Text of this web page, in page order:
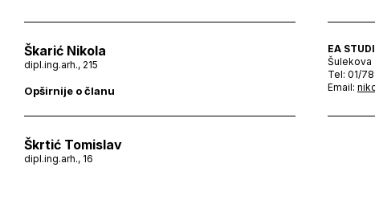
Škarić Nikola
dipl.ing.arh., 215
Opširnije o članu
EA
Šulekova
Tel: 01/
Email:
Škrtić Tomislav
dipl.ing.arh., 16